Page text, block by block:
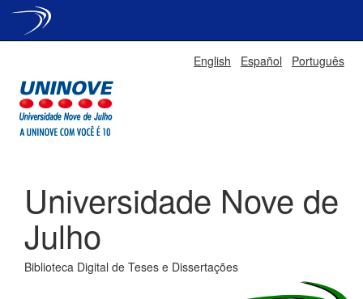
English Español Português
Universidade Nove de
Julho
Biblioteca Digital de Teses e Dissertações